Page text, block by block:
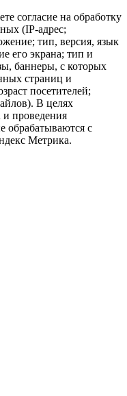
согласие на обработку
(IP-адрес;
тип, версия, язык
его экрана; тип и
баннеры, с которых
страниц и
посетителей;
В целях
проведения
обрабатываются с
Метрика.